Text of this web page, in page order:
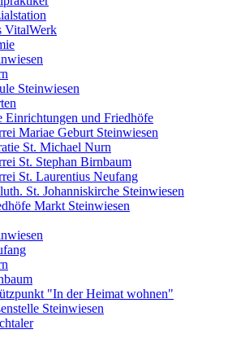
VitalWerk
Steinwiesen
Einrichtungen und Friedhöfe
Mariae Geburt Steinwiesen
St. Michael Nurn
St. Stephan Birnbaum
St. Laurentius Neufang
St. Johanniskirche Steinwiesen
Markt Steinwiesen
"In der Heimat wohnen"
Steinwiesen